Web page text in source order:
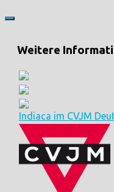
Weitere
Indiaca im CVJM